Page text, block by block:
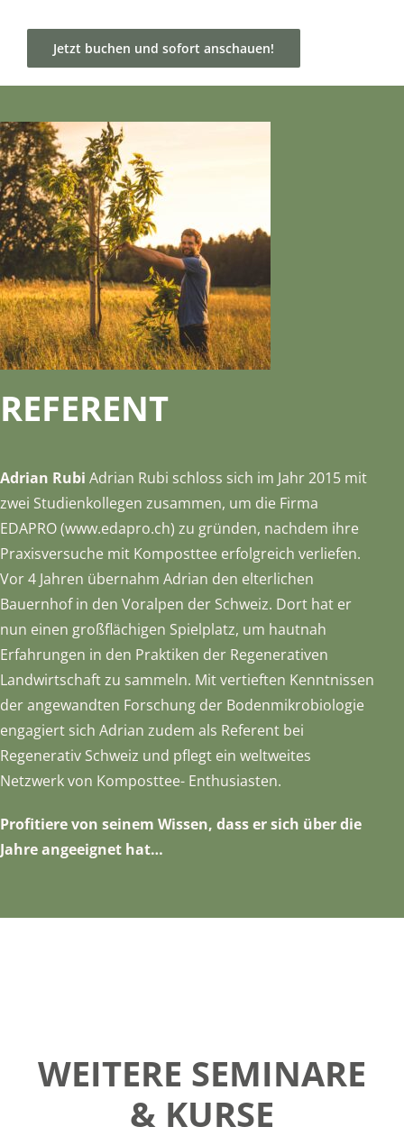
Jetzt buchen und sofort anschauen!
REFERENT
Adrian Rubi Adrian Rubi schloss sich im Jahr 2015 mit
zwei Studienkollegen zusammen, um die Firma
EDAPRO (www.edapro.ch) zu gründen, nachdem ihre
Praxisversuche mit Komposttee erfolgreich verliefen.
Vor 4 Jahren übernahm Adrian den elterlichen
Bauernhof in den Voralpen der Schweiz. Dort hat er
nun einen großflächigen Spielplatz, um hautnah
Erfahrungen in den Praktiken der Regenerativen
Landwirtschaft zu sammeln. Mit vertieften Kenntnissen
der angewandten Forschung der Bodenmikrobiologie
engagiert sich Adrian zudem als Referent bei
Regenerativ Schweiz und pflegt ein weltweites
Netzwerk von Komposttee- Enthusiasten.
Profitiere von seinem Wissen, dass er sich über die
Jahre angeeignet hat…
WEITERE SEMINARE
& KURSE